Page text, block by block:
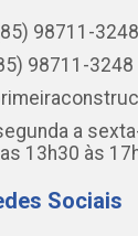
98711-3248
98711-3248
a
13h30 às
Sociais